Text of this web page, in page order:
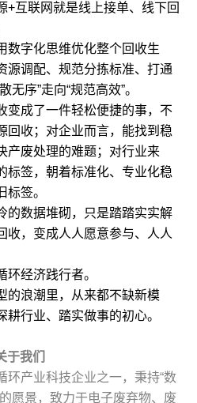
联网就是线上接单、线下回
字化思维优化整个回收生
源调配、规范分拣标准、打通
序”走向“规范高效”。
成了一件轻松便捷的事，不
回收；对企业而言，能找到稳
产废处理的难题；对行业来
标签，朝着标准化、专业化稳
签。
的数据堆砌，只是踏踏实实解
收，变成人人愿意参与、人人
经济践行者。
浪潮里，从来都不缺新模
行业、踏实做事的初心。
于我们
产业科技企业之一，秉持“数
愿景，致力于电子废弃物、废